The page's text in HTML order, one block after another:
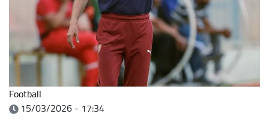
Football
15/03/2026 - 17:34